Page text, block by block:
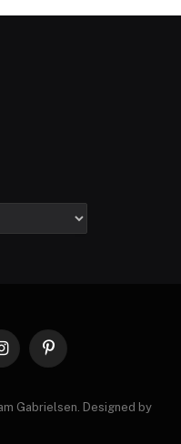
InstagramPinterest
Gabrielsen. Designed by